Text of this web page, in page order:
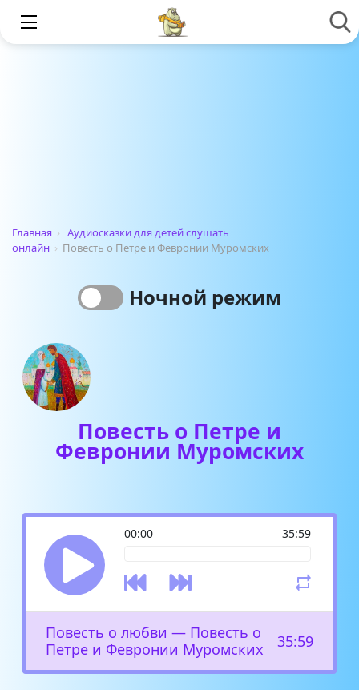
Главная › Аудиосказки для детей слушать
онлайн › Повесть о Петре и Февронии Муромских
Ночной режим
Повесть о Петре и
Февронии Муромских
00:00 35:59
Повесть о любви — Повесть о
Петре и Февронии Муромских
35:59